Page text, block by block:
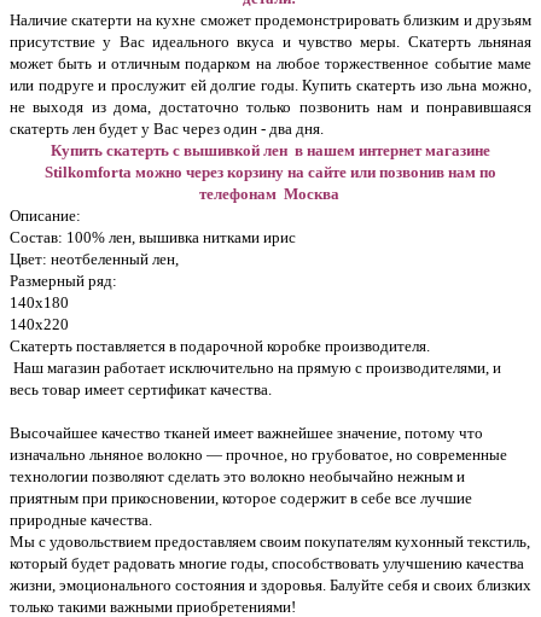
Наличие скатерти на кухне сможет продемонстрировать близким и друзьям
присутствие у Вас идеального вкуса и чувство меры. Скатерть льняная
может быть и отличным подарком на любое торжественное событие маме
или подруге и прослужит ей долгие годы. Купить скатерть изо льна можно,
не выходя из дома, достаточно только позвонить нам и понравившаяся
скатерть лен будет у Вас через один - два дня.
Купить скатерть с вышивкой лен в нашем интернет магазине
Stilkomforta можно через корзину на сайте или позвонив нам по
телефонам Москва
Описание:
Состав: 100% лен, вышивка нитками ирис
Цвет: неотбеленный лен,
Размерный ряд:
140х180
140х220
Скатерть поставляется в подарочной коробке производителя.
Наш магазин работает исключительно на прямую с производителями, и
весь товар имеет сертификат качества.
Высочайшее качество тканей имеет важнейшее значение, потому что
изначально льняное волокно — прочное, но грубоватое, но современные
технологии позволяют сделать это волокно необычайно нежным и
приятным при прикосновении, которое содержит в себе все лучшие
природные качества.
Мы с удовольствием предоставляем своим покупателям кухонный текстиль,
который будет радовать многие годы, способствовать улучшению качества
жизни, эмоционального состояния и здоровья. Балуйте себя и своих близких
только такими важными приобретениями!